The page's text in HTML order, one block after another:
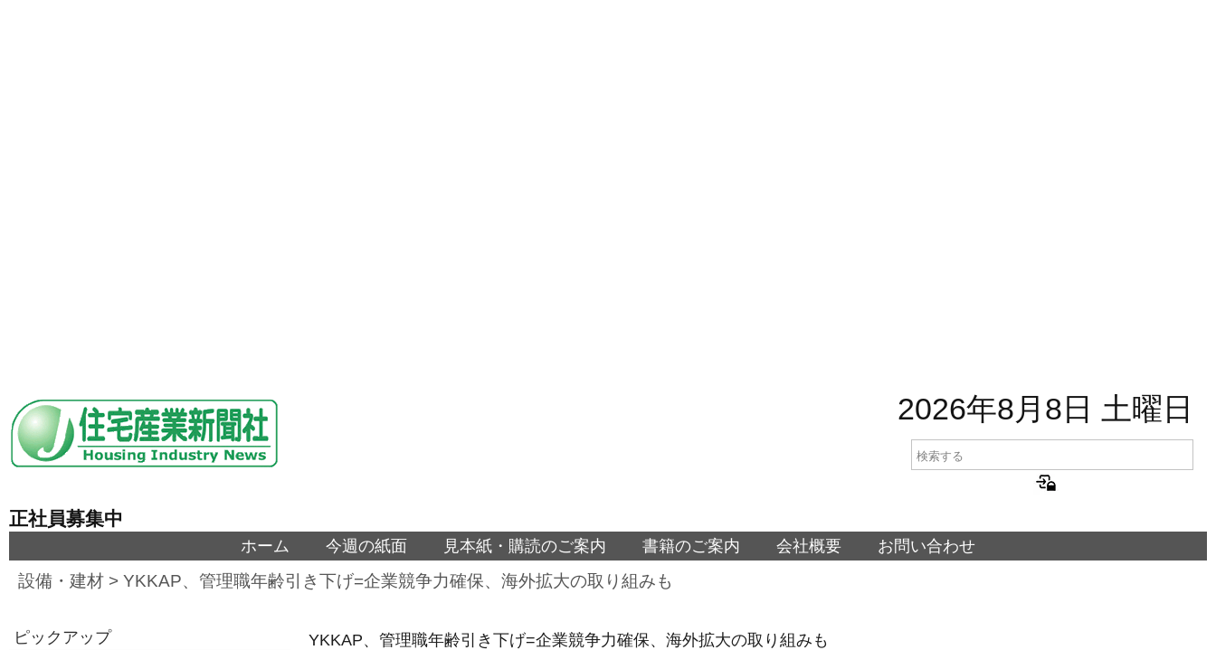
2026年8月8日 土曜日
正社員募集中
ホーム 今週の紙面 見本紙・購読のご案内 書籍のご案内 会社概要 お問い合わせ
設備・建材 > YKKAP、管理職年齢引き下げ=企業競争力確保、海外拡大の取り組みも
YKKAP、管理職年齢引き下げ=企業競争力確保、海外拡大の取り組みも
ピックアップ